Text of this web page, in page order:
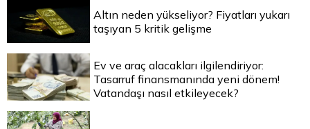
Altın neden yükseliyor? Fiyatları yukarı
taşıyan 5 kritik gelişme
Ev ve araç alacakları ilgilendiriyor:
Tasarruf finansmanında yeni dönem!
Vatandaşı nasıl etkileyecek?